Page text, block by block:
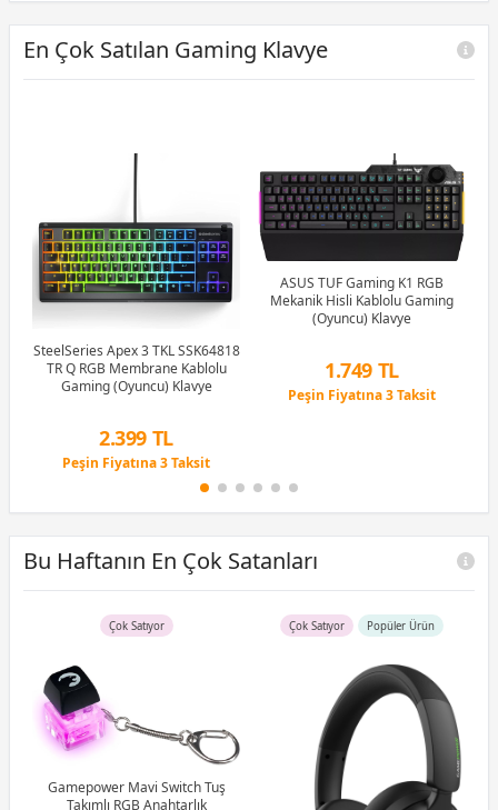
En Çok Satılan Gaming Klavye
SteelSeries Apex 3 TKL SSK64818
TR Q RGB Membrane Kablolu
Gaming (Oyuncu) Klavye
2.399 TL
Peşin Fiyatına 3 Taksit
12 Ay x 282 TL taksitle
Peşin Fiyatına 3 Taksit
ASUS TUF Gaming K1 RGB
Mekanik Hisli Kablolu Gaming
(Oyuncu) Klavye
1.749 TL
Peşin Fiyatına 3 Taksit
Bu Haftanın En Çok Satanları
Çok Satıyor
Gamepower Mavi Switch Tuş
Takımlı RGB Anahtarlık
Çok Satıyor Popüler Ürün